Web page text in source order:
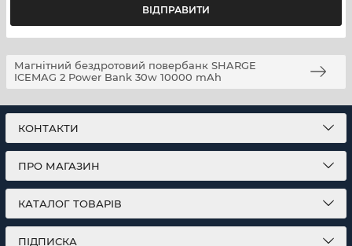
Магнітний бездротовий повербанк SHARGE
ICEMAG 2 Power Bank 30w 10000 mAh
КОНТАКТИ
ПРО МАГАЗИН
КАТАЛОГ ТОВАРІВ
ПІДПИСКА